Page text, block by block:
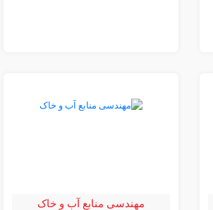
مهندسی منابع آب و خاک